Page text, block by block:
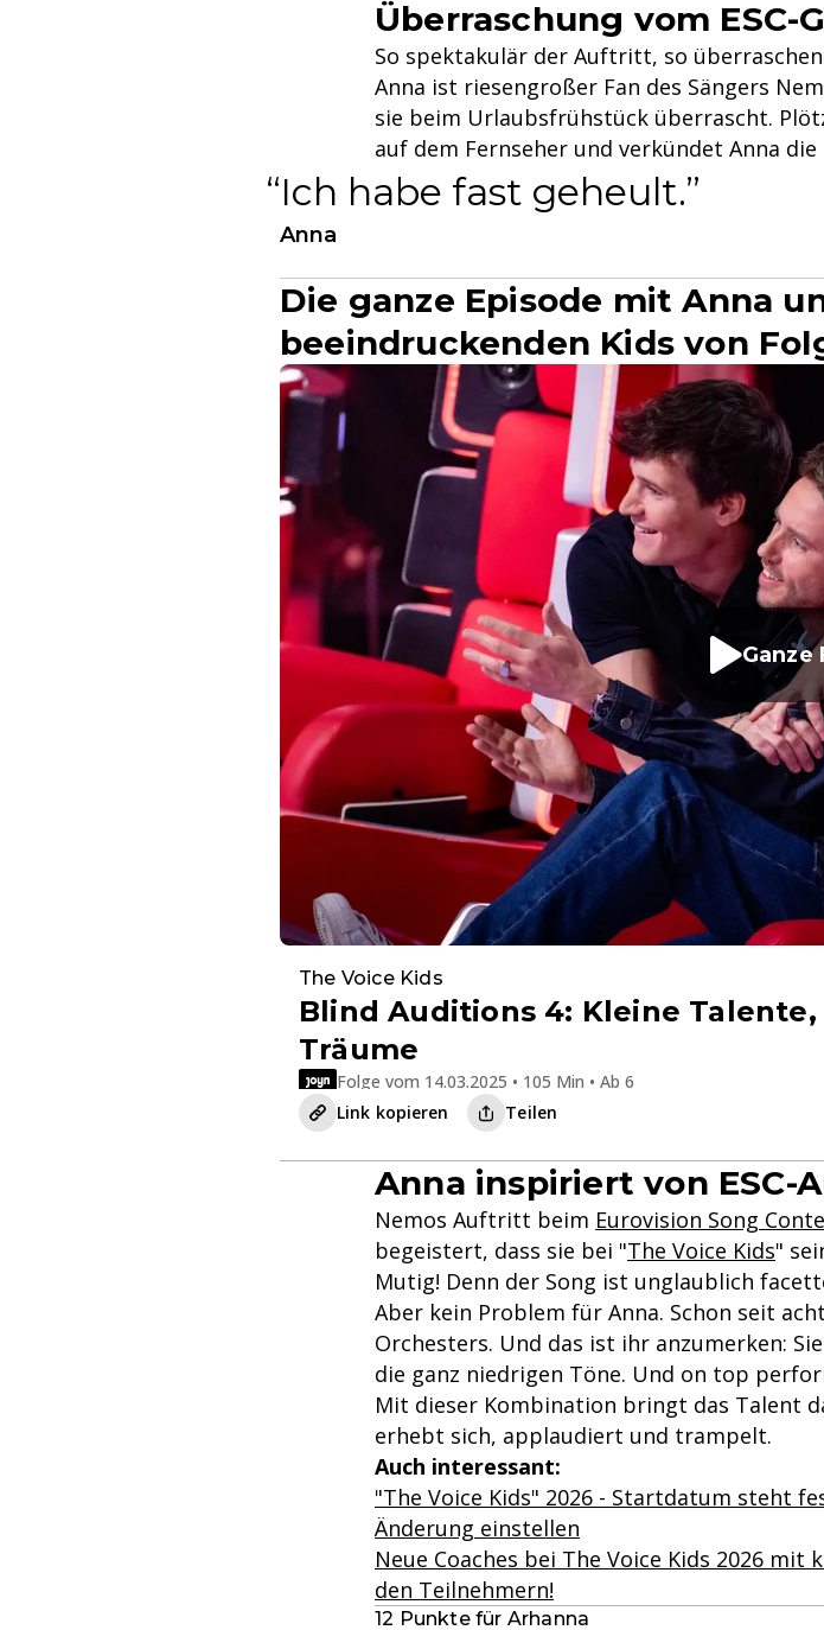
Überraschung vom ESC-
So spektakulär der Auftritt, so
Anna ist riesengroßer Fan des Sängers
sie beim Urlaubsfrühstück überrascht.
auf dem Fernseher und verkündet Anna
Ich habe fast geheult.
Anna
Die ganze Episode mit Anna
beeindruckenden Kids von
Ganze
The Voice Kids
Blind Auditions 4: Kleine
Träume
Folge vom 14.03.2025 • 105 Min • Ab 6
Link kopieren
Teilen
Anna inspiriert von ESC-
Nemos Auftritt beim Eurovision Song
begeistert, dass sie bei "The Voice Kids"
Mutig! Denn der Song ist unglaublich
Aber kein Problem für Anna. Schon seit
Orchesters. Und das ist ihr anzumerken:
die ganz niedrigen Töne. Und on top
Mit dieser Kombination bringt das Talent
erhebt sich, applaudiert und trampelt.
Auch interessant:
"The Voice Kids" 2026 - Startdatum steht
Änderung einstellen
Neue Coaches bei The Voice Kids 2026
den Teilnehmern!
12 Punkte für Arhanna